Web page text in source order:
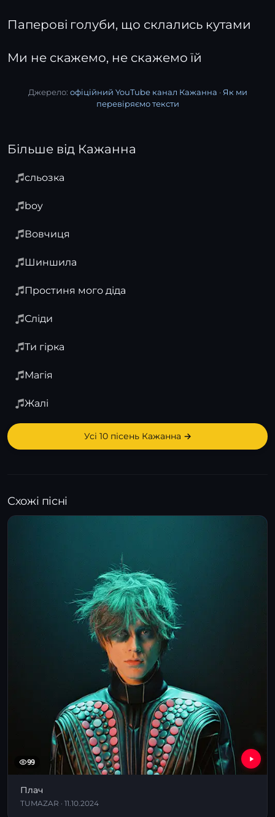
Паперові голуби, що склались кутами
Ми не скажемо, не скажемо їй
Джерело: офіційний YouTube канал Кажанна · Як ми
перевіряємо тексти
Більше від Кажанна
сльозка
boy
Вовчиця
Шиншила
Простиня мого діда
Сліди
Ти гірка
Магія
Жалі
Усі 10 пісень Кажанна →
Схожі пісні
99
Плач
TUMAZAR · 11.10.2024